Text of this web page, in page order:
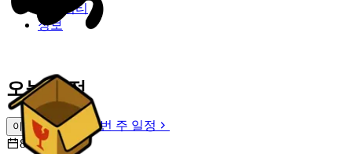
커뮤니티
정보
오늘 일정
이번 주 일정
이번 주 일정
8월 6일 [목]